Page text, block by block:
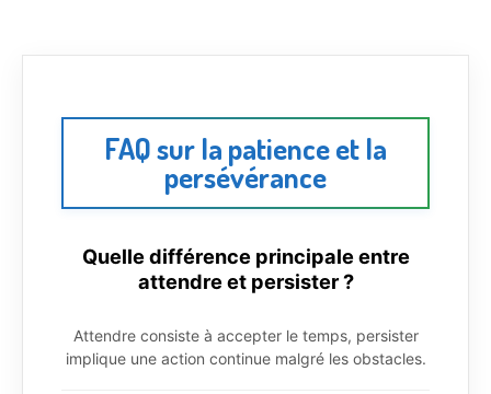
FAQ sur la patience et la
persévérance
Quelle différence principale entre
attendre et persister ?
Attendre consiste à accepter le temps, persister
implique une action continue malgré les obstacles.